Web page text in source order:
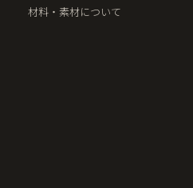
材料・素材について